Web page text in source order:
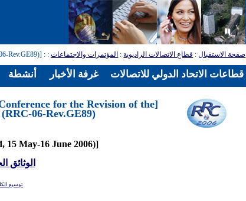
صفحة الاستقبال: قطاع الاتصالات الراديوية: المؤتمرات والاجتماعات:
: [Regional Radiocommunication Conference for the Revision of the GE89 Agreement (RRC-06-Rev.GE89)]
for the Revision of the
06-Rev.GE89)]
[(Geneva, Switzerland, 15 May-16 June 2006)]
الوثائق
توسيع
أنشطة غرفة الأخبار قطاعات الاتحاد الدولي للاتصالات